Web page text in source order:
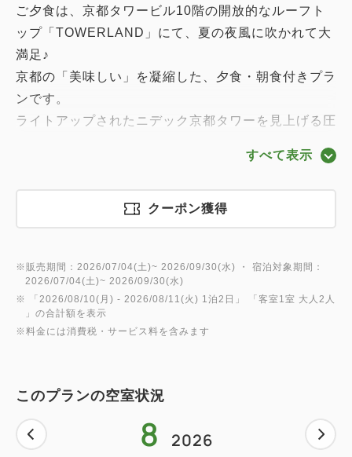
ご夕食は、京都タワービル10階の開放的なルーフト
ップ「TOWERLAND」にて、夏の夜風に吹かれて大
満足♪
京都の「美味しい」を凝縮した、夕食・朝食付きプラ
ンです。
ライトアップされたニデック京都タワーを見上げる圧
ナ」でのこだわり朝食をお楽しみください。
■夕食/朝食のご案内■
□夕食のご案内
ルーフトップバー＆BBQスポット「TOWERLAND」
にて、
京都で大人気の野菜ダイニング「五十家グループ
（ISO FARM）」が監修した【ISO BBQコース】を
いった、野菜の旨味を引き出す五十家グループならで
はのメニューが並びます。
すべて表示
クーポン獲得
※販売期間：2026/07/04(土)~ 2026/09/30(水) ・ 宿泊対象期間：
2026/07/04(土)~ 2026/09/30(水)
※ 「 2026/08/10(月) - 2026/08/11(火) 1泊2日 」 「客室1室 大人2人
」の合計額を表示
※料金には消費税・サービス料を含みます
このプランの空室状況
8 2026